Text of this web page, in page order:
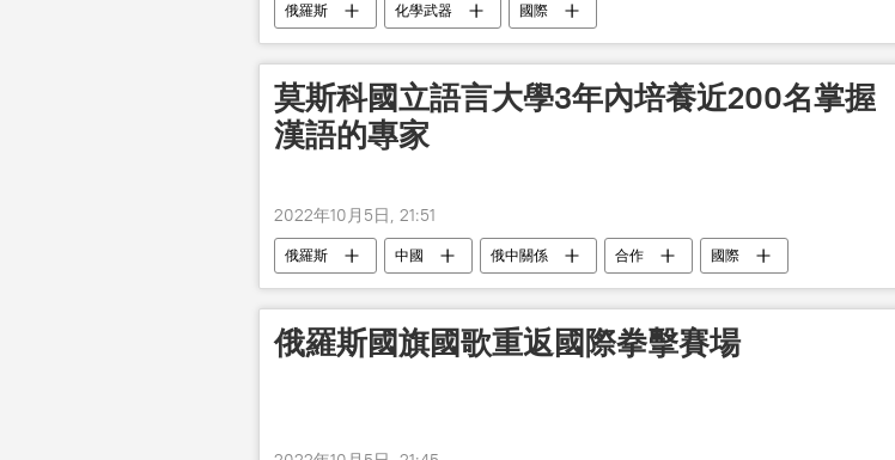
俄羅斯 化學武器 國際
莫斯科國立語言大學3年內培養近200名掌握
漢語的專家
2022年10月5日, 21:51
俄羅斯 中國 俄中關係 合作 國際
俄羅斯國旗國歌重返國際拳擊賽場